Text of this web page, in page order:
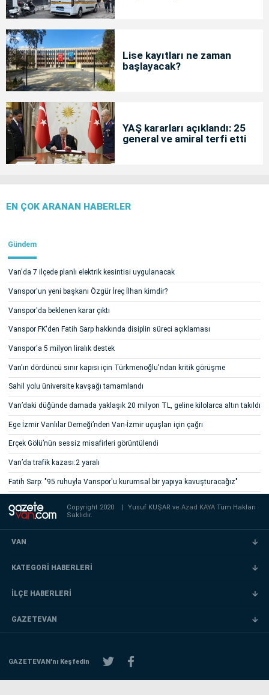
Lise kayıtları ne zaman
başlayacak?
YAŞ kararları açıklandı: 25
general ve amiral terfi etti
EN ÇOK ARANAN HABERLER
Gündem
Van'da 7 ilçede planlı elektrik kesintisi uygulanacak
Vanspor'un yeni başkanı Özgür İreç İlhan kimdir?
Vanspor'da beklenen karar çıktı
Vanspor FK'den Fatih Sarp hakkında disiplin süreci açıklaması
Vanspor'a 5 milyon liralık destek
Van'ın dördüncü sınır kapısı için Türkmenoğlu'ndan kritik görüşme
Sahil yolu üniversite kavşağı tamamlandı
Van’daki düğünde damada yaklaşık 20 milyon TL, geline kilolarca altın takıldı
Ege İzmir Vanlılar Derneği’nden Van-İzmir uçuşları için çağrı
Erçek Gölü’nün sessiz misafirleri görüntülendi
Van’da trafik kazası:2 yaralı
Fatih Sarp: "95 ruhuyla Vanspor'u kurumsal bir yapıya kavuşturacağız"
Copyright 2020 Yusuf KUŞAR veAzad KAYATüm Hakları
Saklıdır.
VAN
KATEGORİ HABERLERİ
İLÇE HABERLERİ
GAZETEVAN
GAZETEVAN'nı Keşfedin